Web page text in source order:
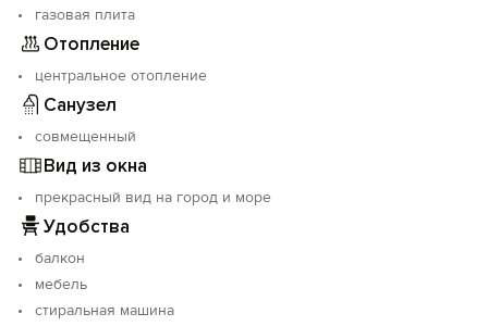
газовая плита
Отопление
центральное отопление
Санузел
совмещенный
Вид из окна
прекрасный вид на город и море
Удобства
балкон
мебель
стиральная машина